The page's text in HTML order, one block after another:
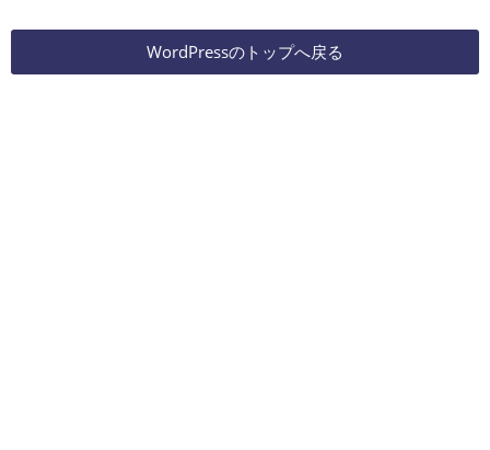
WordPressのトップへ戻る